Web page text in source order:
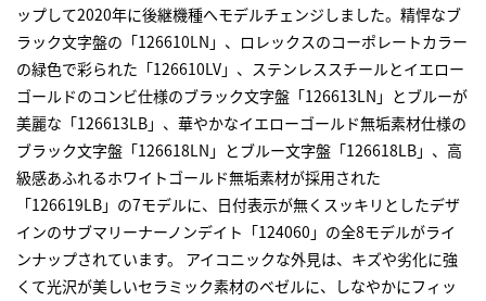
ップして2020年に後継機種へモデルチェンジしました。精悍なブ
ラック文字盤の「126610LN」、ロレックスのコーポレートカラー
の緑色で彩られた「126610LV」、ステンレススチールとイエロー
ゴールドのコンビ仕様のブラック文字盤「126613LN」とブルーが
美麗な「126613LB」、華やかなイエローゴールド無垢素材仕様の
ブラック文字盤「126618LN」とブルー文字盤「126618LB」、高
級感あふれるホワイトゴールド無垢素材が採用された
「126619LB」の7モデルに、日付表示が無くスッキリとしたデザ
インのサブマリーナーノンデイト「124060」の全8モデルがライ
ンナップされています。 アイコニックな外見は、キズや劣化に強
くて光沢が美しいセラミック素材のベゼルに、しなやかにフィッ